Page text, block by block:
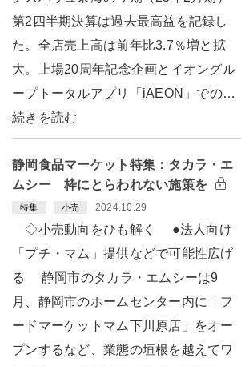
第2四半期決算は過去最高益を記録し
た。全店売上高は前年比3.7％増と拡
大。上場20周年記念企画とイオングル
ープトータルアプリ「iAEON」での…
続きを読む
静岡食品マーケット特集：タカラ・エ
ムシー 枠にとらわれない施策を
特集 小売 2024.10.29
◇小売動向をひも解く ●法人向け
「プチ・マム」提供などで可能性広げ
る 静岡市のタカラ・エムシーは9
月、静岡市のホームセンター内に「フ
ードマーケットマム下川原店」をオー
プンするなど、業態の垣根を越えてワ